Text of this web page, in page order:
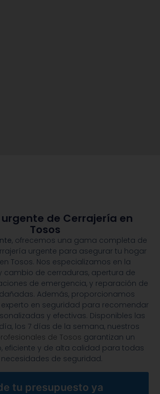
urgente de Cerrajería en
Tosos
, ofrecemos una gama completa de
urgente para asegurar tu hogar
Tosos. Nos especializamos en la
cambio de cerraduras, apertura de
de emergencia, y reparación de
Además, proporcionamos
en seguridad para recomendar
y efectivas. Disponibles las
los 7 días de la semana, nuestros
de Tosos garantizan un
eficiente y de alta calidad para todas
de seguridad.
tu presupuesto ya